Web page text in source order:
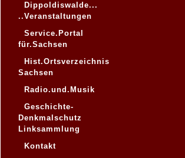
Dippoldiswalde...
..Veranstaltungen
Service.Portal
für.Sachsen
Hist.Ortsverzeichnis
Sachsen
Radio.und.Musik
Geschichte-
Denkmalschutz
Linksammlung
Kontakt